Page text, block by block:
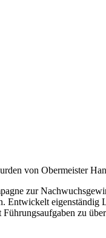
von Obermeister
zur
Entwickelt eigenständig
zu